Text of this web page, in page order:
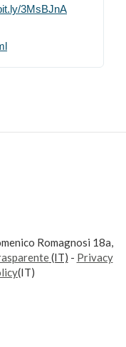
3MsBJnA
Romagnosi 18a,
(IT) - Privacy
(IT)